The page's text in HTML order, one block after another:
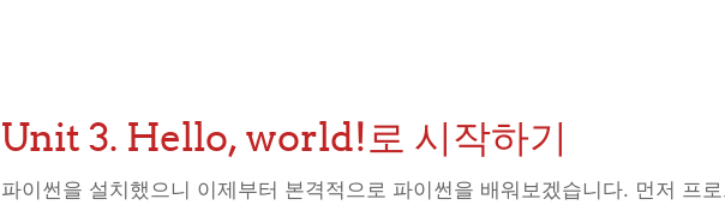
Unit 3. Hello, world!로 시작하기
파이썬을 설치했으니 이제부터 본격적으로 파이썬을 배워보겠습니다. 먼저 프